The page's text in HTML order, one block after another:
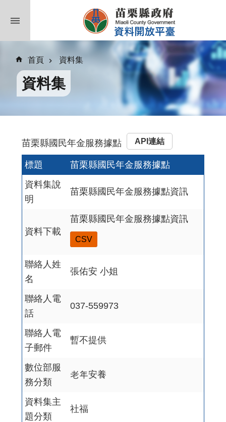
首頁 資料集
資料集
苗栗縣國民年金服務據點 API連結
標題
苗栗縣國民年金服務據點
資料集說
明
苗栗縣國民年金服務據點資訊
資料下載
苗栗縣國民年金服務據點資訊
CSV
聯絡人姓
名
張佑安 小姐
聯絡人電
話
037-559973
聯絡人電
子郵件
暫不提供
數位部服
務分類
老年安養
資料集主
題分類
社福